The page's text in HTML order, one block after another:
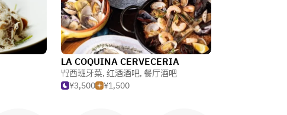
LA COQUINA CERVECERIA
西班牙菜, 红酒酒吧, 餐厅酒吧
¥3,500
¥1,500